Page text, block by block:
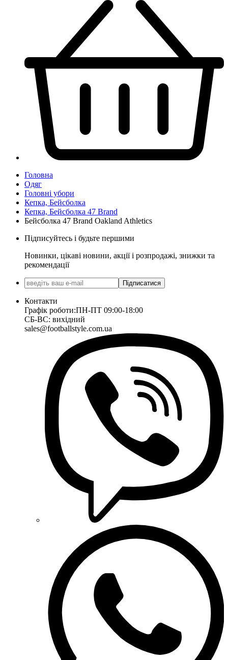
Головна
Одяг
Головні убори
Кепка, Бейсболка
Кепка, Бейсболка 47 Brand
Бейсболка 47 Brand Oakland Athletics
Підписуйтесь і будьте першими
Новинки, цікаві новини, акції і розпродажі, знижки та
рекомендації
Підписатися
Контакти
Графік роботи:ПН-ПТ 09:00-18:00
СБ-ВС: вихідний
sales@footballstyle.com.ua